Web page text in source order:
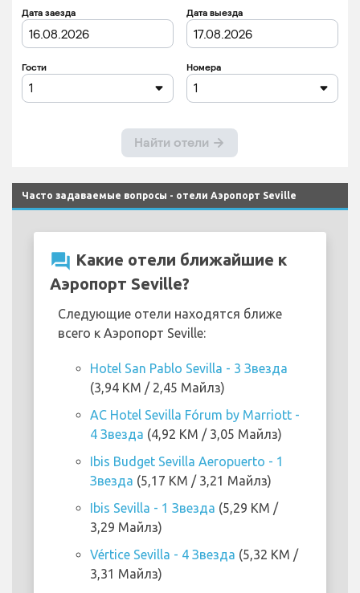
Часто задаваемые вопросы - отели Аэропорт Seville
question_answer Какие отели ближайшие к
Аэропорт Seville?
Следующие отели находятся ближе
всего к Аэропорт Seville:
Hotel San Pablo Sevilla - 3 Звезда
(3,94 KM / 2,45 Майлз)
AC Hotel Sevilla Fórum by Marriott -
4 Звезда (4,92 KM / 3,05 Майлз)
Ibis Budget Sevilla Aeropuerto - 1
Звезда (5,17 KM / 3,21 Майлз)
Ibis Sevilla - 1 Звезда (5,29 KM /
3,29 Майлз)
Vértice Sevilla - 4 Звезда (5,32 KM /
3,31 Майлз)